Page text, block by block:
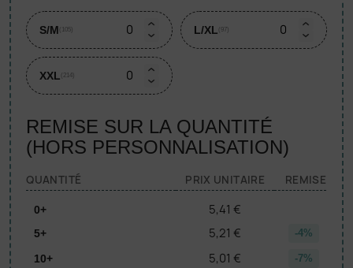
S/M (105) L/XL (97)
XXL (214)
REMISE SUR LA QUANTITÉ
(HORS PERSONNALISATION)
QUANTITÉ PRIX UNITAIRE REMISE
0+ 5,41 €
5+ 5,21 € -4%
10+ 5,01 € -7%